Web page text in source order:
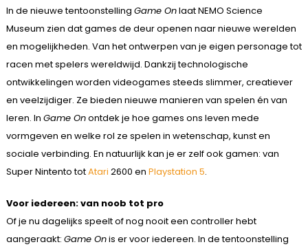
In de nieuwe tentoonstelling Game Onlaat NEMO Science
Museum zien dat games de deur openen naar nieuwe werelden
en mogelijkheden. Van het ontwerpen van je eigen personage tot
racen met spelers wereldwijd. Dankzij technologische
ontwikkelingen worden videogames steeds slimmer, creatiever
en veelzijdiger. Ze bieden nieuwe manieren van spelen én van
leren. In Game Onontdek je hoe games ons leven mede
vormgeven en welke rol ze spelen in wetenschap, kunst en
sociale verbinding. En natuurlijk kan je er zelf ook gamen: van
Super Nintento totAtari 2600 en Playstation 5.
Voor iedereen: van noob tot pro
Of je nu dagelijks speelt of nog nooit een controller hebt
aangeraakt: Game Onis er voor iedereen. In de tentoonstelling